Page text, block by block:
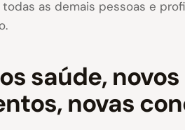
as demais pessoas e
saúde,
novas